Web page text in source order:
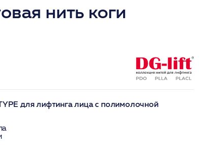
нить коги
для лифтинга лица с полимолочной